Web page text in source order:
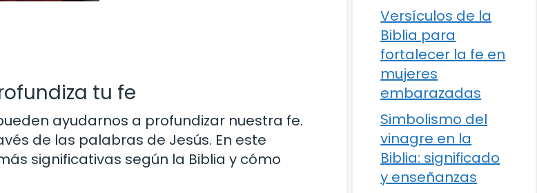
tu fe
ayudarnos a profundizar nuestra fe.
de las palabras de Jesús. En este
significativas según la Biblia y cómo
Versículos de la
Biblia para
fortalecer la fe en
mujeres
embarazadas
Simbolismo del
vinagre en la
Biblia: significado
y enseñanzas